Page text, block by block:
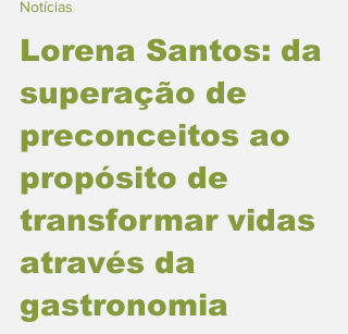
Gastronomia Paraense
Notícias
Lorena Santos: da
superação de
preconceitos ao
propósito de
transformar vidas
através da